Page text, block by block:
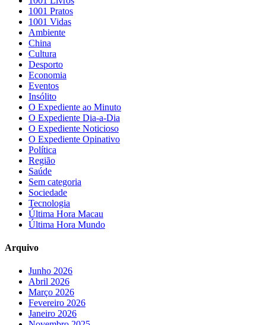
1001 Pratos
1001 Vidas
Ambiente
China
Cultura
Desporto
Economia
Eventos
Insólito
O Expediente ao Minuto
O Expediente Dia-a-Dia
O Expediente Noticioso
O Expediente Opinativo
Política
Região
Saúde
Sem categoria
Sociedade
Tecnologia
Última Hora Macau
Última Hora Mundo
Arquivo
Junho 2026
Abril 2026
Março 2026
Fevereiro 2026
Janeiro 2026